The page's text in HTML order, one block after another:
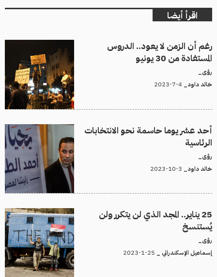
اقرأ أيضا
رغم أن الزمن لا يعود.. الدروس
المستفادة من 30 يونيو
رؤى_
خالد داود_
أحد عشر يوما حاسمة نحو الانتخابات
الرئاسية
رؤى_
خالد داود_
25 يناير.. المجد الذي لن يتكرر ولن
يُستنسخ
رؤى_
إسماعيل الإسكندراني _